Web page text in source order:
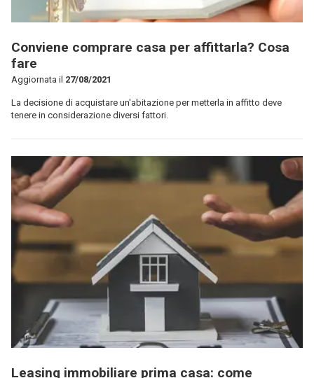
Conviene comprare casa per affittarla? Cosa
fare
Aggiornata il 27/08/2021
La decisione di acquistare un'abitazione per metterla in affitto deve
tenere in considerazione diversi fattori.
Leasing immobiliare prima casa: come